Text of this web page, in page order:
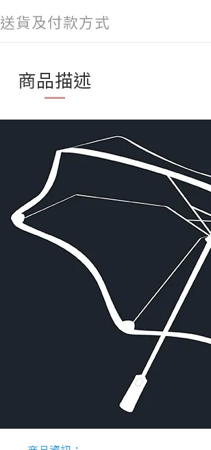
送貨及付款方式
商品描述